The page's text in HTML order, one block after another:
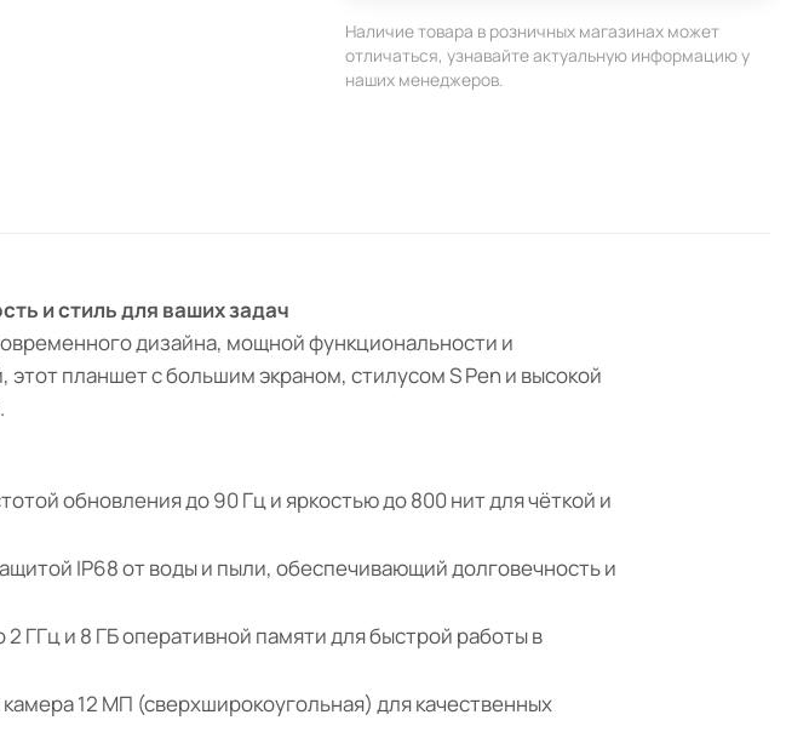
Наличие товара в розничных магазинах может
отличаться, узнавайте актуальную информацию у
наших менеджеров.
и стиль для ваших задач
дизайна, мощной функциональности и
планшет с большим экраном, стилусом S Pen и высокой
обновления до 90 Гц и яркостью до 800 нит для чёткой и
IP68 от воды и пыли, обеспечивающий долговечность и
ГГц и 8 ГБ оперативной памяти для быстрой работы в
12 МП (сверхширокоугольная) для качественных